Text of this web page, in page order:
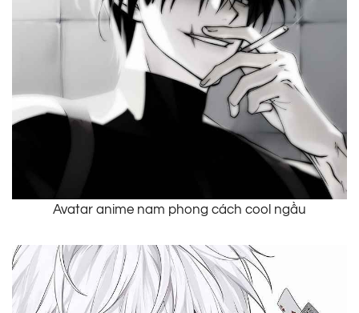
Avatar anime nam phong cách cool ngầu